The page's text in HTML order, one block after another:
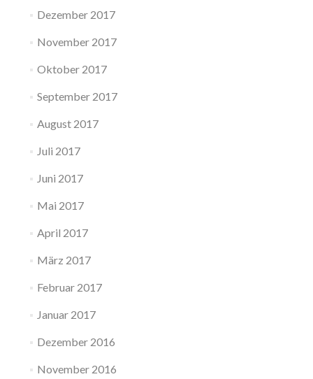
Dezember 2017
November 2017
Oktober 2017
September 2017
August 2017
Juli 2017
Juni 2017
Mai 2017
April 2017
März 2017
Februar 2017
Januar 2017
Dezember 2016
November 2016